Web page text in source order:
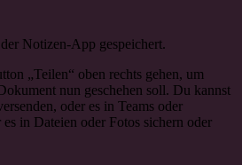
Notizen-App gespeichert.
„Teilen“ oben rechts gehen, um
nun geschehen soll. Du kannst
oder es in Teams oder
in Dateien oder Fotos sichern oder